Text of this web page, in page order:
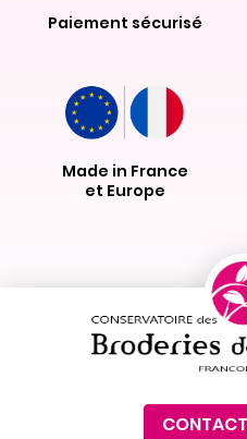
Paiement sécurisé
Made in France
et Europe